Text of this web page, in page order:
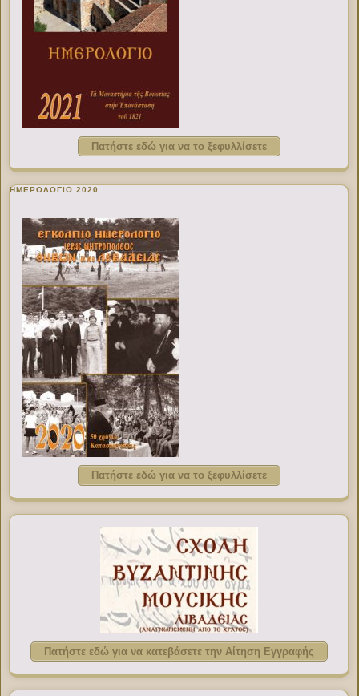
Πατήστε εδώ για να το ξεφυλλίσετε
ΗΜΕΡΟΛΟΓΙΟ 2020
Πατήστε εδώ για να το ξεφυλλίσετε
Πατήστε εδώ για να κατεβάσετε την Αίτηση Εγγραφής